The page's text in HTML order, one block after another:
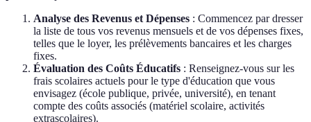
Analyse des Revenus et Dépenses : Commencez par dresser
la liste de tous vos revenus mensuels et de vos dépenses fixes,
telles que le loyer, les prélèvements bancaires et les charges
fixes.
Évaluation des Coûts Éducatifs : Renseignez-vous sur les
frais scolaires actuels pour le type d'éducation que vous
envisagez (école publique, privée, université), en tenant
compte des coûts associés (matériel scolaire, activités
extrascolaires).